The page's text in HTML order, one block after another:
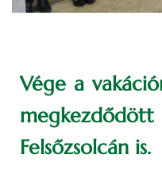
Vége a
Felsőzsolcán is.